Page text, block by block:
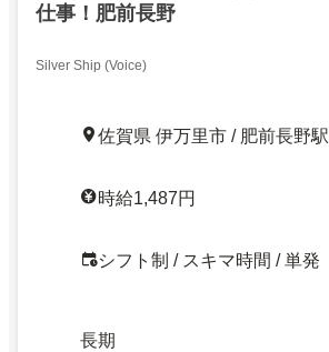
仕事！肥前長野
Silver Ship (Voice)
佐賀県 伊万里市 / 肥前長野駅
時給1,487円
シフト制 / スキマ時間 / 単発
長期